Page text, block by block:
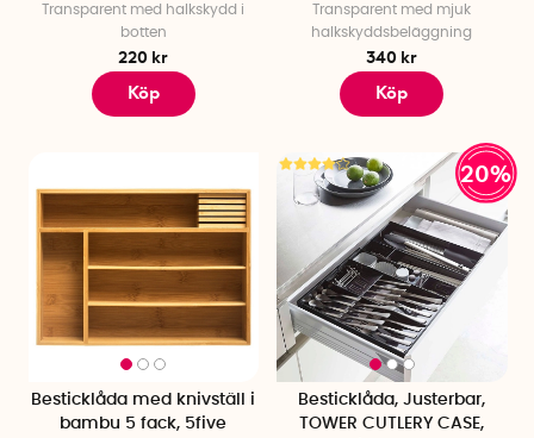
Transparent med halkskydd i
botten
220 kr
Köp
Transparent med mjuk
halkskyddsbeläggning
340 kr
Köp
Besticklåda med knivställ i
bambu 5 fack, 5five
20%
Besticklåda, Justerbar,
TOWER CUTLERY CASE,